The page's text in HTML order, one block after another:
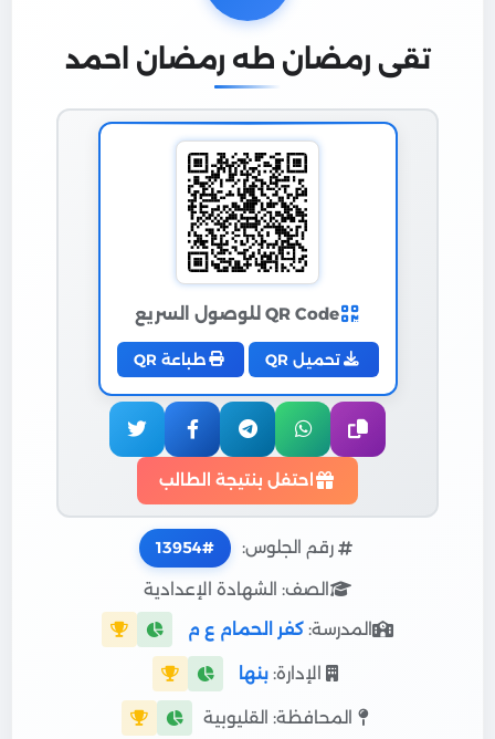
تقى رمضان طه رمضان احمد
QR Code للوصول السريع
تحميل QR طباعة QR
احتفل بنتيجة الطالب
رقم الجلوس: 13954
الصف: الشهادة الإعدادية
المدرسة: كفر الحمام ع م
الإدارة: بنها
المحافظة: القليوبية